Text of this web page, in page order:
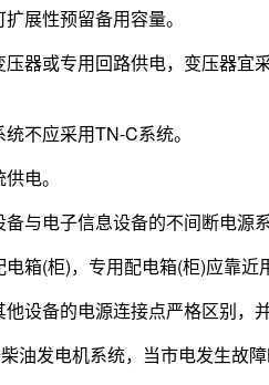
展性预留备用容量。
器或专用回路供电，变压器宜
不应采用TN-C系统。
电。
与电子信息设备的不间断电源
箱(柜)，专用配电箱(柜)应靠近
设备的电源连接点严格区别，
油发电机系统，当市电发生故